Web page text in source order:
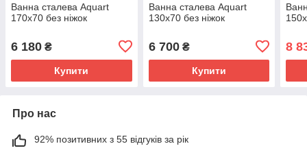
Ванна сталева Aquart
170х70 без ніжок
6 180 ₴
Купити
Ванна сталева Aquart
130х70 без ніжок
6 700₴
Купити
8
Про нас
92% позитивних з 55 відгуків за рік